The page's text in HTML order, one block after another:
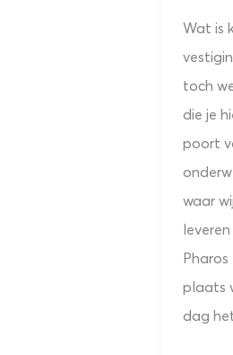
Wat is
toch
die je
poort
waar
plaats
dag het